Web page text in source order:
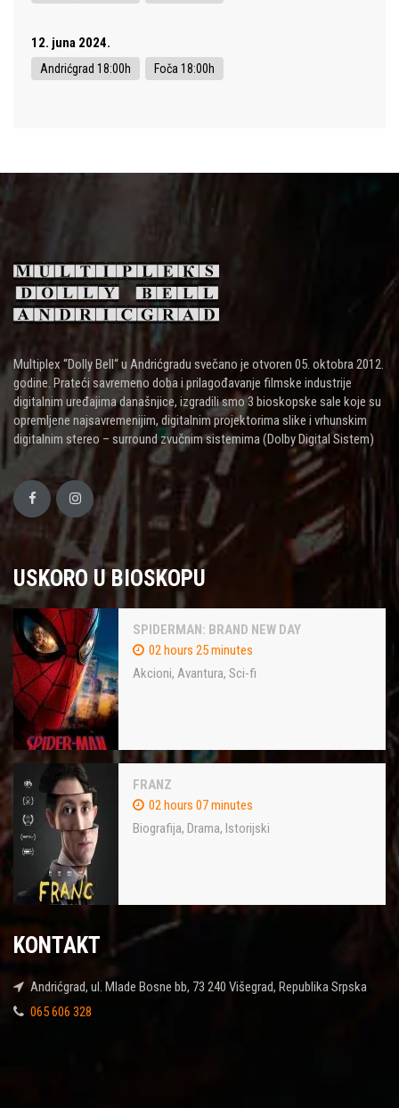
12. juna 2024.
Andrićgrad 18:00h Foča 18:00h
Multiplex “Dolly Bell“ u Andrićgradu svečano je otvoren 05. oktobra 2012.
godine. Prateći savremeno doba i prilagođavanje filmske industrije
digitalnim uređajima današnjice, izgradili smo 3 bioskopske sale koje su
opremljene najsavremenijim, digitalnim projektorima slike i vrhunskim
digitalnim stereo – surround zvučnim sistemima (Dolby Digital Sistem)
USKORO U BIOSKOPU
SPIDERMAN: BRAND NEW DAY
02 hours 25 minutes
Akcioni, Avantura, Sci-fi
FRANZ
02 hours 07 minutes
Biografija, Drama, Istorijski
KONTAKT
Andrićgrad, ul. Mlade Bosne bb, 73 240 Višegrad, Republika Srpska
065 606 328